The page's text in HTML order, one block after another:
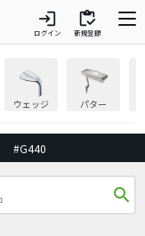
login
ログイン
inventory
新規登録
ウェッジ パター
#G440
search